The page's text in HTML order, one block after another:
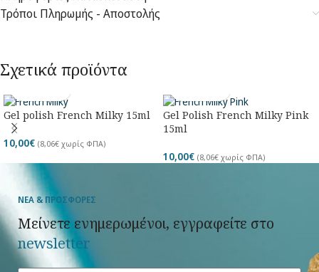
Τρόποι Πληρωμής - Αποστολής
Σχετικά προϊόντα
Gel polish French Milky 15ml
10,00€ (8,06€ χωρίς ΦΠΑ)
Gel Polish French Milky Pink
15ml
10,00€ (8,06€ χωρίς ΦΠΑ)
ΝΕΑ & ΠΡΟΣΦΟΡΕΣ
Μείνετε ενημερωμένοι, εγγραφείτε στο
newsletter